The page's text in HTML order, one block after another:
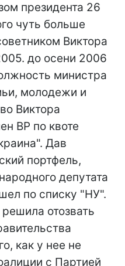
президента 26
чуть больше
Виктора
до осени 2006
министра
молодежи и
Виктора
ВР по квоте
Дав
портфель,
депутата
по списку "НУ".
отозвать
как у нее не
с Партией